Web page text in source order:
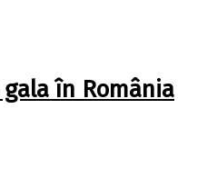
în România